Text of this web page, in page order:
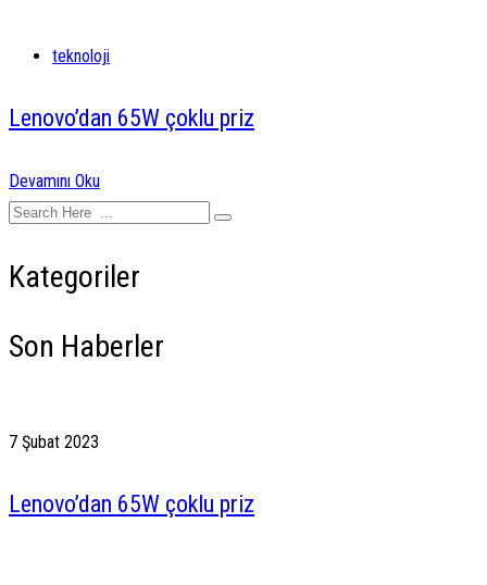
teknoloji
Lenovo’dan 65W çoklu priz
Devamını Oku
Kategoriler
Son Haberler
7 Şubat 2023
Lenovo’dan 65W çoklu priz